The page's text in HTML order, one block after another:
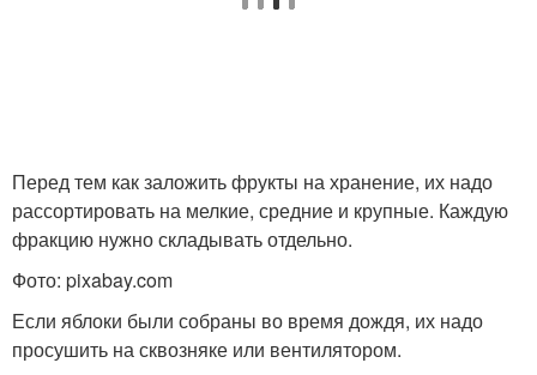
Перед тем как заложить фрукты на хранение, их надо
рассортировать на мелкие, средние и крупные. Каждую
фракцию нужно складывать отдельно.
Фото: pixabay.com
Если яблоки были собраны во время дождя, их надо
просушить на сквозняке или вентилятором.